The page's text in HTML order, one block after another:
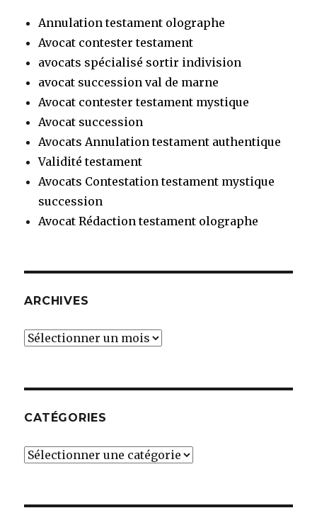
Annulation testament olographe
Avocat contester testament
avocats spécialisé sortir indivision
avocat succession val de marne
Avocat contester testament mystique
Avocat succession
Avocats Annulation testament authentique
Validité testament
Avocats Contestation testament mystique
succession
Avocat Rédaction testament olographe
ARCHIVES
Archives
CATÉGORIES
Catégories